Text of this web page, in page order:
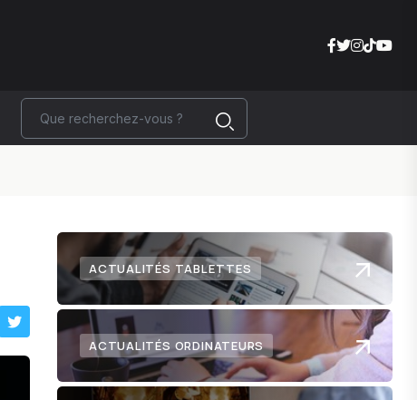
ACTUALITÉS TABLETTES
ACTUALITÉS ORDINATEURS